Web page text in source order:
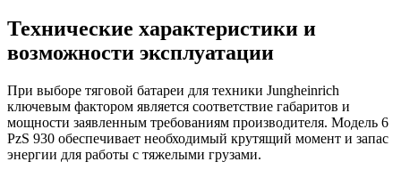
Технические характеристики и
возможности эксплуатации
При выборе тяговой батареи для техники Jungheinrich
ключевым фактором является соответствие габаритов и
мощности заявленным требованиям производителя. Модель 6
PzS 930 обеспечивает необходимый крутящий момент и запас
энергии для работы с тяжелыми грузами.